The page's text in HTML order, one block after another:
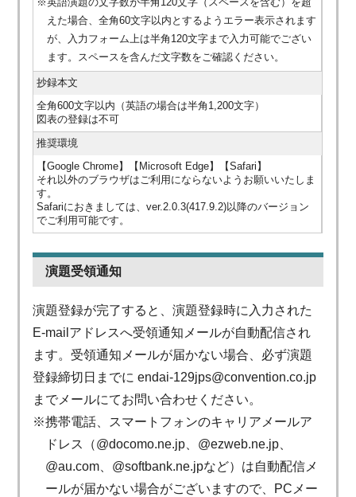
えた場合、全角60文字以内とするようエラー表示されます
が、入力フォーム上は半角120文字まで入力可能でござい
ます。スペースを含んだ文字数をご確認ください。
抄録本文
全角600文字以内（英語の場合は半角1,200文字）
図表の登録は不可
推奨環境
【Google Chrome】【Microsoft Edge】【Safari】
それ以外のブラウザはご利用にならないようお願いいたしま
す。
Safariにおきましては、ver.2.0.3(417.9.2)以降のバージョン
でご利用可能です。
演題受領通知
演題登録が完了すると、演題登録時に入力された
E-mailアドレスへ受領通知メールが自動配信され
ます。受領通知メールが届かない場合、必ず演題
登録締切日までにendai-129jps@convention.co.jp
までメールにてお問い合わせください。
※携帯電話、スマートフォンのキャリアメールア
ドレス（@docomo.ne.jp、@ezweb.ne.jp、
@au.com、@softbank.ne.jpなど）は自動配信メ
ールが届かない場合がございますので、PCメー